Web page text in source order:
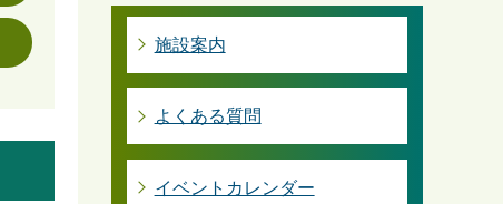
施設案内
よくある質問
イベントカレンダー